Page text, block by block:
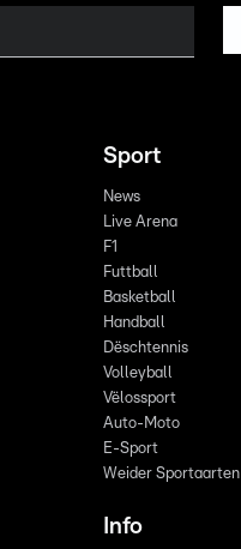
Sport
News
Live Arena
F1
Futtball
Basketball
Handball
Dëschtennis
Volleyball
Vëlossport
Auto-Moto
E-Sport
Weider Sportaarten
Info